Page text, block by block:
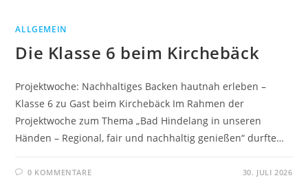
ALLGEMEIN
Die Klasse 6 beim Kirchebäck
Projektwoche: Nachhaltiges Backen hautnah erleben –
Klasse 6 zu Gast beim Kirchebäck Im Rahmen der
Projektwoche zum Thema „Bad Hindelang in unseren
Händen – Regional, fair und nachhaltig genießen“ durfte…
0 KOMMENTARE 30. JULI 2026